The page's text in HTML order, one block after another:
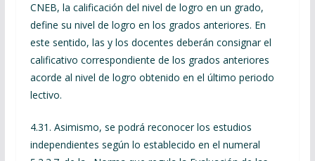
CNEB, la calificación del nivel de logro en un grado,
define su nivel de logro en los grados anteriores. En
este sentido, las y los docentes deberán consignar el
calificativo correspondiente de los grados anteriores
acorde al nivel de logro obtenido en el último periodo
lectivo.
4.31. Asimismo, se podrá reconocer los estudios
independientes según lo establecido en el numeral